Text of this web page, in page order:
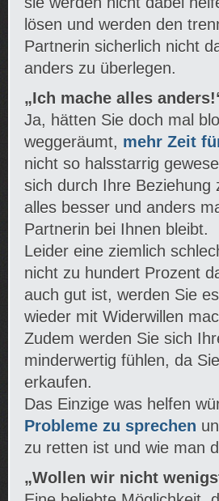
lösen und werden den
Partnerin sicherlich nicht
anders zu überlegen.
„Ich mache alles
Ja, hätten Sie doch mal
weggeräumt, mehr Zeit
nicht so halsstarrig
sich durch Ihre Beziehung
alles besser und anders
Partnerin bei Ihnen bleibt.
Leider eine ziemlich
nicht zu hundert Prozent
auch gut ist, werden Sie
wieder mit Widerwillen
Zudem werden Sie sich
minderwertig fühlen, da
erkaufen.
Das Einzige was helfen
Probleme zu sprechen
zu retten ist und wie man
„Wollen wir nicht